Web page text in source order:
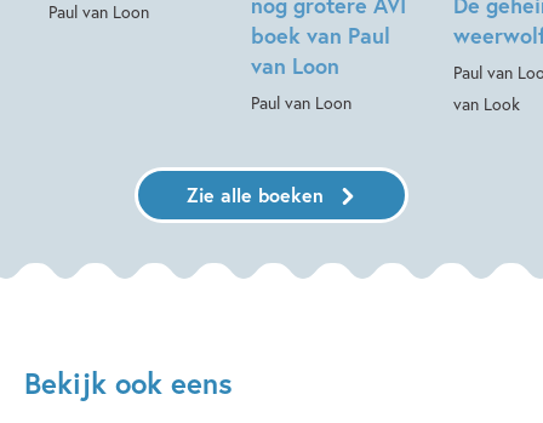
Paul van Loon
boek van Paul
van Loon
Paul van Loon
Paul van
van Look
Zie alle boeken
Bekijk ook eens